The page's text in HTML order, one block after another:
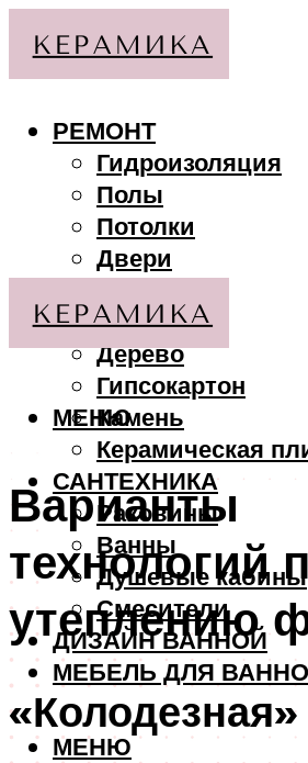
РЕМОНТ
Гидроизоляция
Полы
Потолки
Двери
МАТЕРИАЛЫ
Дерево
Гипсокартон
Камень
Керамическая
САНТЕХНИКА
Раковины
Ванны
Душевые кабины
Смесители
ДИЗАЙН ВАННОЙ
МЕБЕЛЬ ДЛЯ
МЕНЮ
МЕНЮ
Варианты
технологий
утеплению